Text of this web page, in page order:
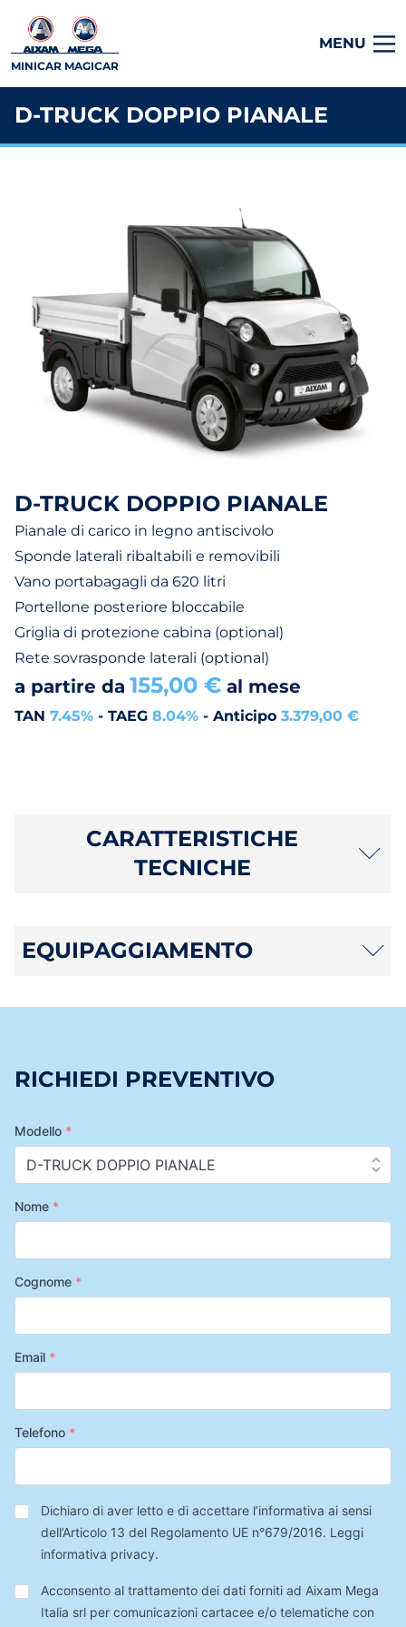
MINICAR MAGICAR
MENU
D-TRUCK DOPPIO PIANALE
D-TRUCK DOPPIO PIANALE
Pianale di carico in legno antiscivolo
Sponde laterali ribaltabili e removibili
Vano portabagagli da 620 litri
Portellone posteriore bloccabile
Griglia di protezione cabina (optional)
Rete sovrasponde laterali (optional)
a partire da 155,00 € al mese
TAN 7.45% - TAEG 8.04% - Anticipo 3.379,00 €
CARATTERISTICHE
TECNICHE
EQUIPAGGIAMENTO
RICHIEDI PREVENTIVO
Modello *
Nome *
Cognome *
Email *
Telefono *
Privacy*
Dichiaro di aver letto e di accettare l’informativa ai sensi
dell’Articolo 13 del Regolamento UE n°679/2016. Leggi
informativa privacy.
Trattamento
Dati
Acconsento al trattamento dei dati forniti ad Aixam Mega
Italia srl per comunicazioni cartacee e/o telematiche con